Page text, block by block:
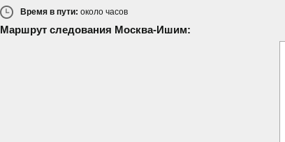
Время в пути: около часов
Маршрут следования Москва-Ишим: